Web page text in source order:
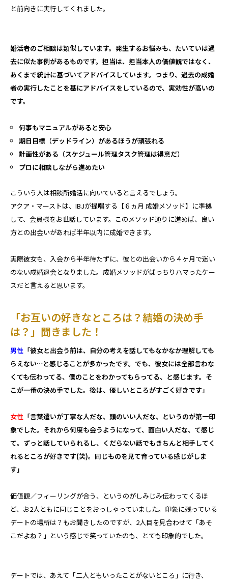
と前向きに実行してくれました。
婚活者のご相談は類似しています。発生するお悩みも、たいていは過
去に似た事例があるものです。担当は、担当本人の価値観ではなく、
あくまで統計に基づいてアドバイスしています。つまり、過去の成婚
者の実行したことを基にアドバイスをしているので、実効性が高いの
です。
何事もマニュアルがあると安心
期日目標（デッドライン）があるほうが頑張れる
計画性がある（スケジュール管理タスク管理は得意だ）
プロに相談しながら進めたい
こういう人は相談所婚活に向いていると言えるでしょう。
アクア・マーストは、IBJが提唱する【６ヵ月 成婚メソッド】に準拠
して、会員様をお世話しています。このメソッド通りに進めば、良い
方との出会いがあれば半年以内に成婚できます。
実際彼女も、入会から半年待たずに、彼との出会いから４ヶ月で迷い
のない成婚退会となりました。成婚メソッドがばっちりハマったケー
スだと言えると思います。
「お互いの好きなところは？結婚の決め手
は？」聞きました！
男性 「彼女と出会う前は、自分の考えを話してもなかなか理解しても
らえない…と感じることが多かったです。でも、彼女には全部言わな
くても伝わってる、僕のことをわかってもらってる、と感じます。そ
こが一番の決め手でした。後は、優しいところがすごく好きです」
女性 「言葉遣いが丁寧な人だな、頭のいい人だな、というのが第一印
象でした。それから何度も会うようになって、面白い人だな、て感じ
て。ずっと話していられるし、くだらない話でもきちんと相手してく
れるところが好きです(笑)。同じものを見て育っている感じがしま
す」
価値観／フィーリングが合う、というのがしみじみ伝わってくるほ
ど、お2人ともに同じことをおっしゃっていました。印象に残っている
デートの場所は？もお聞きしたのですが、2人目を見合わせて「あそ
こだよね？」という感じで笑っていたのも、とても印象的でした。
デートでは、あえて「二人ともいったことがないところ」に行き、